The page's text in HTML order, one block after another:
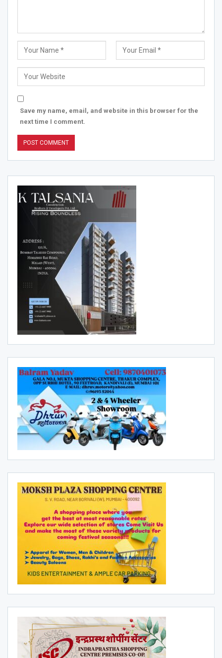
Save my name, email, and website in this browser for the
next time I comment.